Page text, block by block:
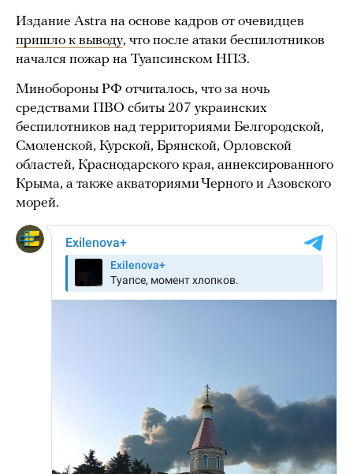
Издание Astra на основе кадров от очевидцев
пришло к выводу, что после атаки беспилотников
начался пожар на Туапсинском НПЗ.
Минобороны РФ отчиталось, что за ночь
средствами ПВО сбиты 207 украинских
беспилотников над территориями Белгородской,
Смоленской, Курской, Брянской, Орловской
областей, Краснодарского края, аннексированного
Крыма, а также акваториями Черного и Азовского
морей.